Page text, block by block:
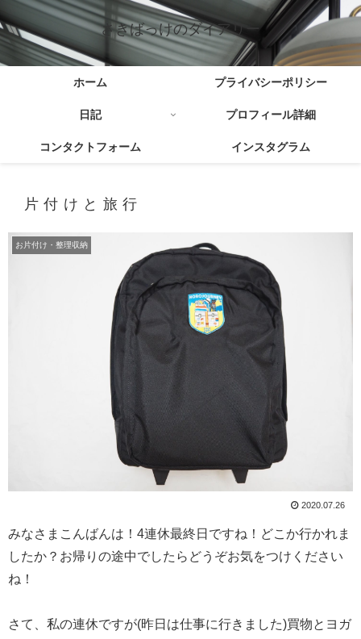
さきばっけのダイアリー
ホーム プライバシーポリシー
日記 プロフィール詳細
コンタクトフォーム インスタグラム
片付けと旅行
お片付け・整理収納
2020.07.26
みなさまこんばんは！4連休最終日ですね！どこか行かれま
したか？お帰りの途中でしたらどうぞお気をつけください
ね！
さて、私の連休ですが(昨日は仕事に行きました)買物とヨガ